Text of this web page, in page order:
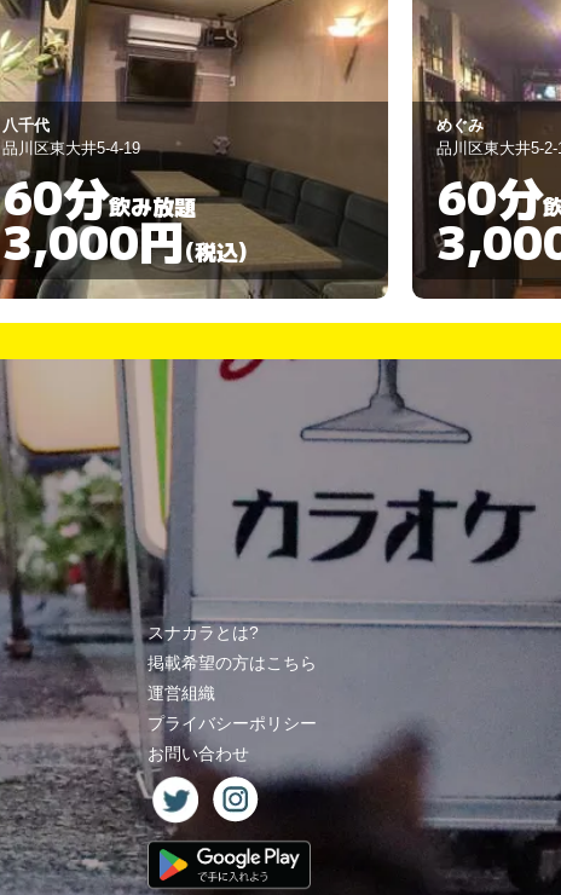
めぐみ
品川区東大井5-2-10
60分飲み放題
3,000円(税込)
ペンギン村
品川区東大井5-2-
90分
スナカラとは?
掲載希望の方はこちら
運営組織
プライバシーポリシー
お問い合わせ